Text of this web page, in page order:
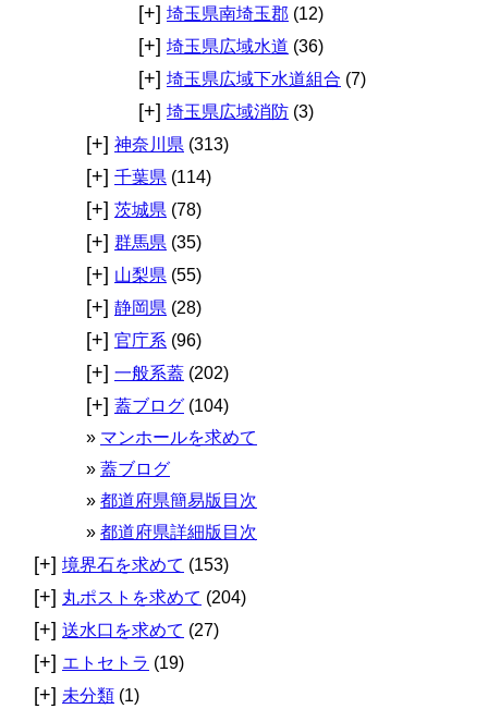
[+] 埼玉県南埼玉郡 (12)
[+] 埼玉県広域水道 (36)
[+] 埼玉県広域下水道組合 (7)
[+] 埼玉県広域消防 (3)
[+] 神奈川県 (313)
[+] 千葉県 (114)
[+] 茨城県 (78)
[+] 群馬県 (35)
[+] 山梨県 (55)
[+] 静岡県 (28)
[+] 官庁系 (96)
[+] 一般系蓋 (202)
[+] 蓋ブログ (104)
マンホールを求めて
蓋ブログ
都道府県簡易版目次
都道府県詳細版目次
[+] 境界石を求めて (153)
[+] 丸ポストを求めて (204)
[+] 送水口を求めて (27)
[+] エトセトラ (19)
[+] 未分類 (1)